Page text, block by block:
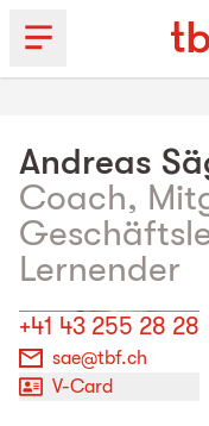
Andreas
Coach,
Lernender
+41 43 255 28 28
sae@tbf.ch
V-Card